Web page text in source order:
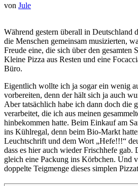
von Jule
Während gestern überall in Deutschland
die Menschen gemeinsam musizierten,
Freude eine, die sich über den gesamten
Kleine Pizza aus Resten und eine
Büro.
Eigentlich wollte ich ja sogar ein wenig
vorbereiten, denn der hält sich ja auch
Aber tatsächlich habe ich dann doch die
verarbeitet, die ich aus meinen
hinbekommen hatte. Beim Einkauf am
ins Kühlregal, denn beim Bio-Markt
Leuchtschrift und dem Wort „Hefe!!!“
dass es hier auch wieder Frischhefe gab.
gleich eine Packung ins Körbchen. Und
doppelte Teigmenge dieses simplen